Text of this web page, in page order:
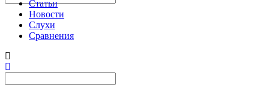
Статьи
Новости
Слухи
Сравнения